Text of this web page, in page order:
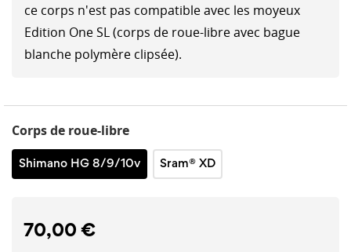
ce corps n'est pas compatible avec les moyeux
Edition One SL (corps de roue-libre avec bague
blanche polymère clipsée).
Corps de roue-libre
Shimano HG 8/9/10v Sram® XD
70,00 €